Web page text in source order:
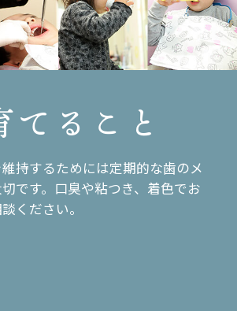
歯科」へ
てること
持するためには定期的な歯のメ
です。口臭や粘つき、着色でお
ください。